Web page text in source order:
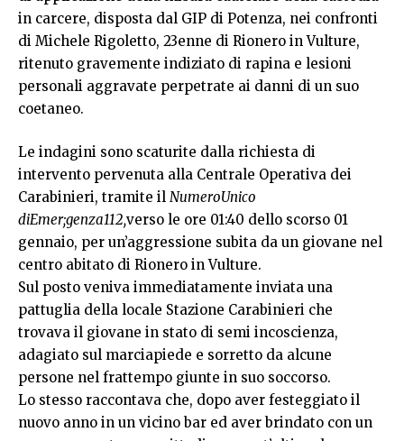
in carcere, disposta dal GIP di Potenza, nei confronti
di Michele Rigoletto, 23enne di Rionero in Vulture,
ritenuto gravemente indiziato di rapina e lesioni
personali aggravate perpetrate ai danni di un suo
coetaneo.
Le indagini sono scaturite dalla richiesta di
intervento pervenuta alla Centrale Operativa dei
Carabinieri, tramite il NumeroUnico
diEmer;genza112,verso le ore 01:40 dello scorso 01
gennaio, per un’aggressione subita da un giovane nel
centro abitato di Rionero in Vulture.
Sul posto veniva immediatamente inviata una
pattuglia della locale Stazione Carabinieri che
trovava il giovane in stato di semi incoscienza,
adagiato sul marciapiede e sorretto da alcune
persone nel frattempo giunte in suo soccorso.
Lo stesso raccontava che, dopo aver festeggiato il
nuovo anno in un vicino bar ed aver brindato con un